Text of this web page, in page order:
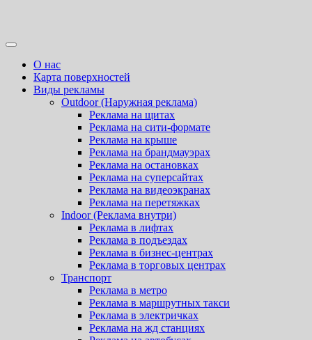
О нас
Карта поверхностей
Виды рекламы
Outdoor (Наружная реклама)
Реклама на щитах
Реклама на сити-формате
Реклама на крыше
Реклама на брандмауэрах
Реклама на остановках
Реклама на суперсайтах
Реклама на видеоэкранах
Реклама на перетяжках
Indoor (Реклама внутри)
Реклама в лифтах
Реклама в подъездах
Реклама в бизнес-центрах
Реклама в торговых центрах
Транспорт
Реклама в метро
Реклама в маршрутных такси
Реклама в электричках
Реклама на жд станциях